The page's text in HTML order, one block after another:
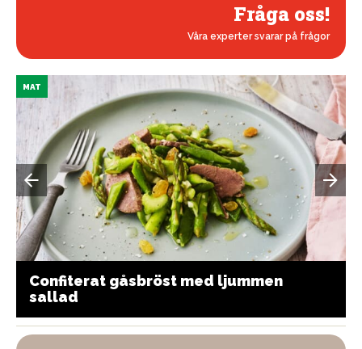
Fråga oss!
Våra experter svarar på frågor
MAT
Confiterat gåsbröst med ljummen
sallad